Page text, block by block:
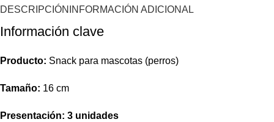
DESCRIPCIÓN INFORMACIÓN ADICIONAL
Información clave
Producto: Snack para mascotas (perros)
Tamaño: 16 cm
Presentación: 3 unidades